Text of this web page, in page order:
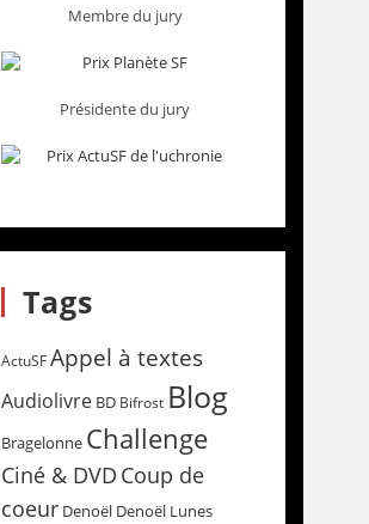
Membre du jury
Présidente du jury
Tags
ActuSF Appel à textes
Audiolivre BD Bifrost Blog
Bragelonne Challenge
Ciné & DVD Coup de
coeur Denoël Denoël Lunes